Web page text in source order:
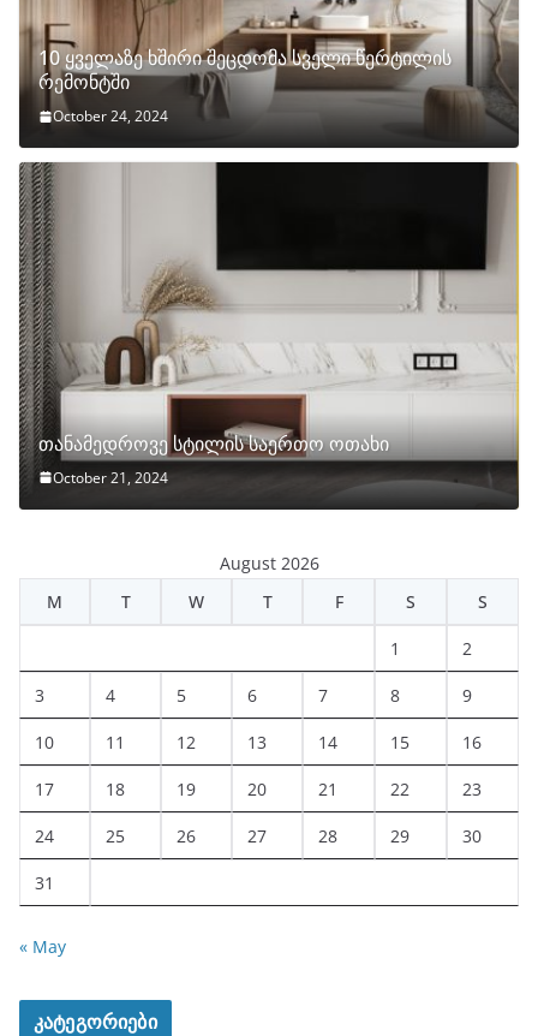
10 ყველაზე ხშირი შეცდომა სველი წერტილის
რემონტში
October 24, 2024
თანამედროვე სტილის საერთო ოთახი
October 21, 2024
August 2026
M
T W T F S S
1 2
3 4 5 6 7 8 9
10 11 12 13 14 15 16
17 18 19 20 21 22 23
24 25 26 27 28 29 30
31
« May
კატეგორიები